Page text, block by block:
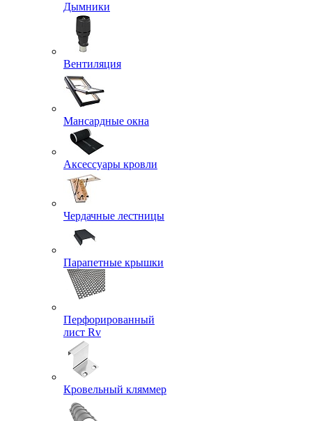
Дымники
Вентиляция
Мансардные окна
Аксессуары кровли
Чердачные лестницы
Парапетные крышки
Перфорированный
лист Rv
Кровельный кляммер